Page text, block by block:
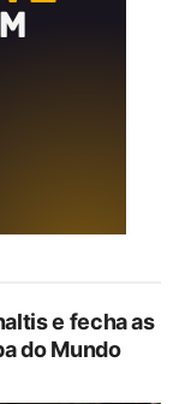
e fecha as
do Mundo